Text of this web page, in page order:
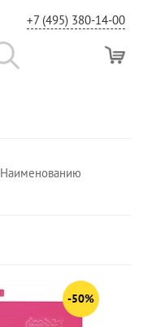
+7 (495) 380-14-00
Наименованию
-50%